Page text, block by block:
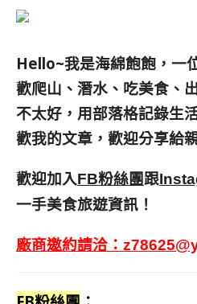
Hello~我是海綿飽飽，一
歡爬山、潛水、吃美食、
不太好，用部落格記錄生
歡我的文章，歡迎分享給
歡迎加入FB粉絲團跟
一手美食旅遊資訊！
廠商邀約請洽：